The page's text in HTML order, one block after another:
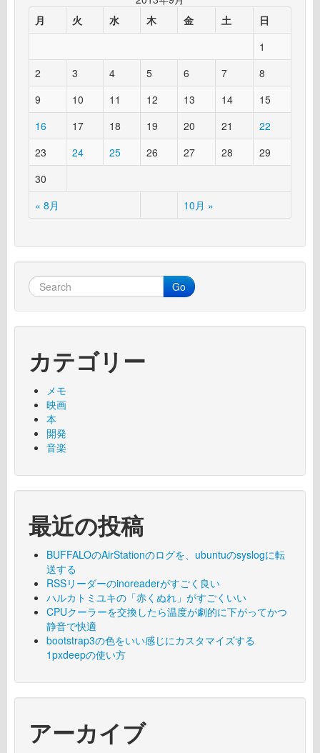
月
火 水 木 金 土 日
« 8月 10月 »
1
2
3 4 5 6 7
8
9
10 11 12 13 14
15
16
17 18 19 20 21
22
23
24 25 26 27 28
29
30
Go
カテゴリー
メモ
映画
本
開発
音楽
最近の投稿
BUFFALOのAirStationのログを、ubuntuのsyslogに転
送する
RSSリーダーのinoreaderがすごく良い
ハルカトミユキの「赤くぬれ」がすごくいい
CPUクーラーを交換したら温度が劇的に下がってかつ
静音で快適
bootstrap3の色をいい感じにカスタマイズする
1pxdeepの使い方
アーカイブ